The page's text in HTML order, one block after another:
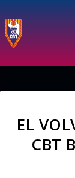
EL
CBT